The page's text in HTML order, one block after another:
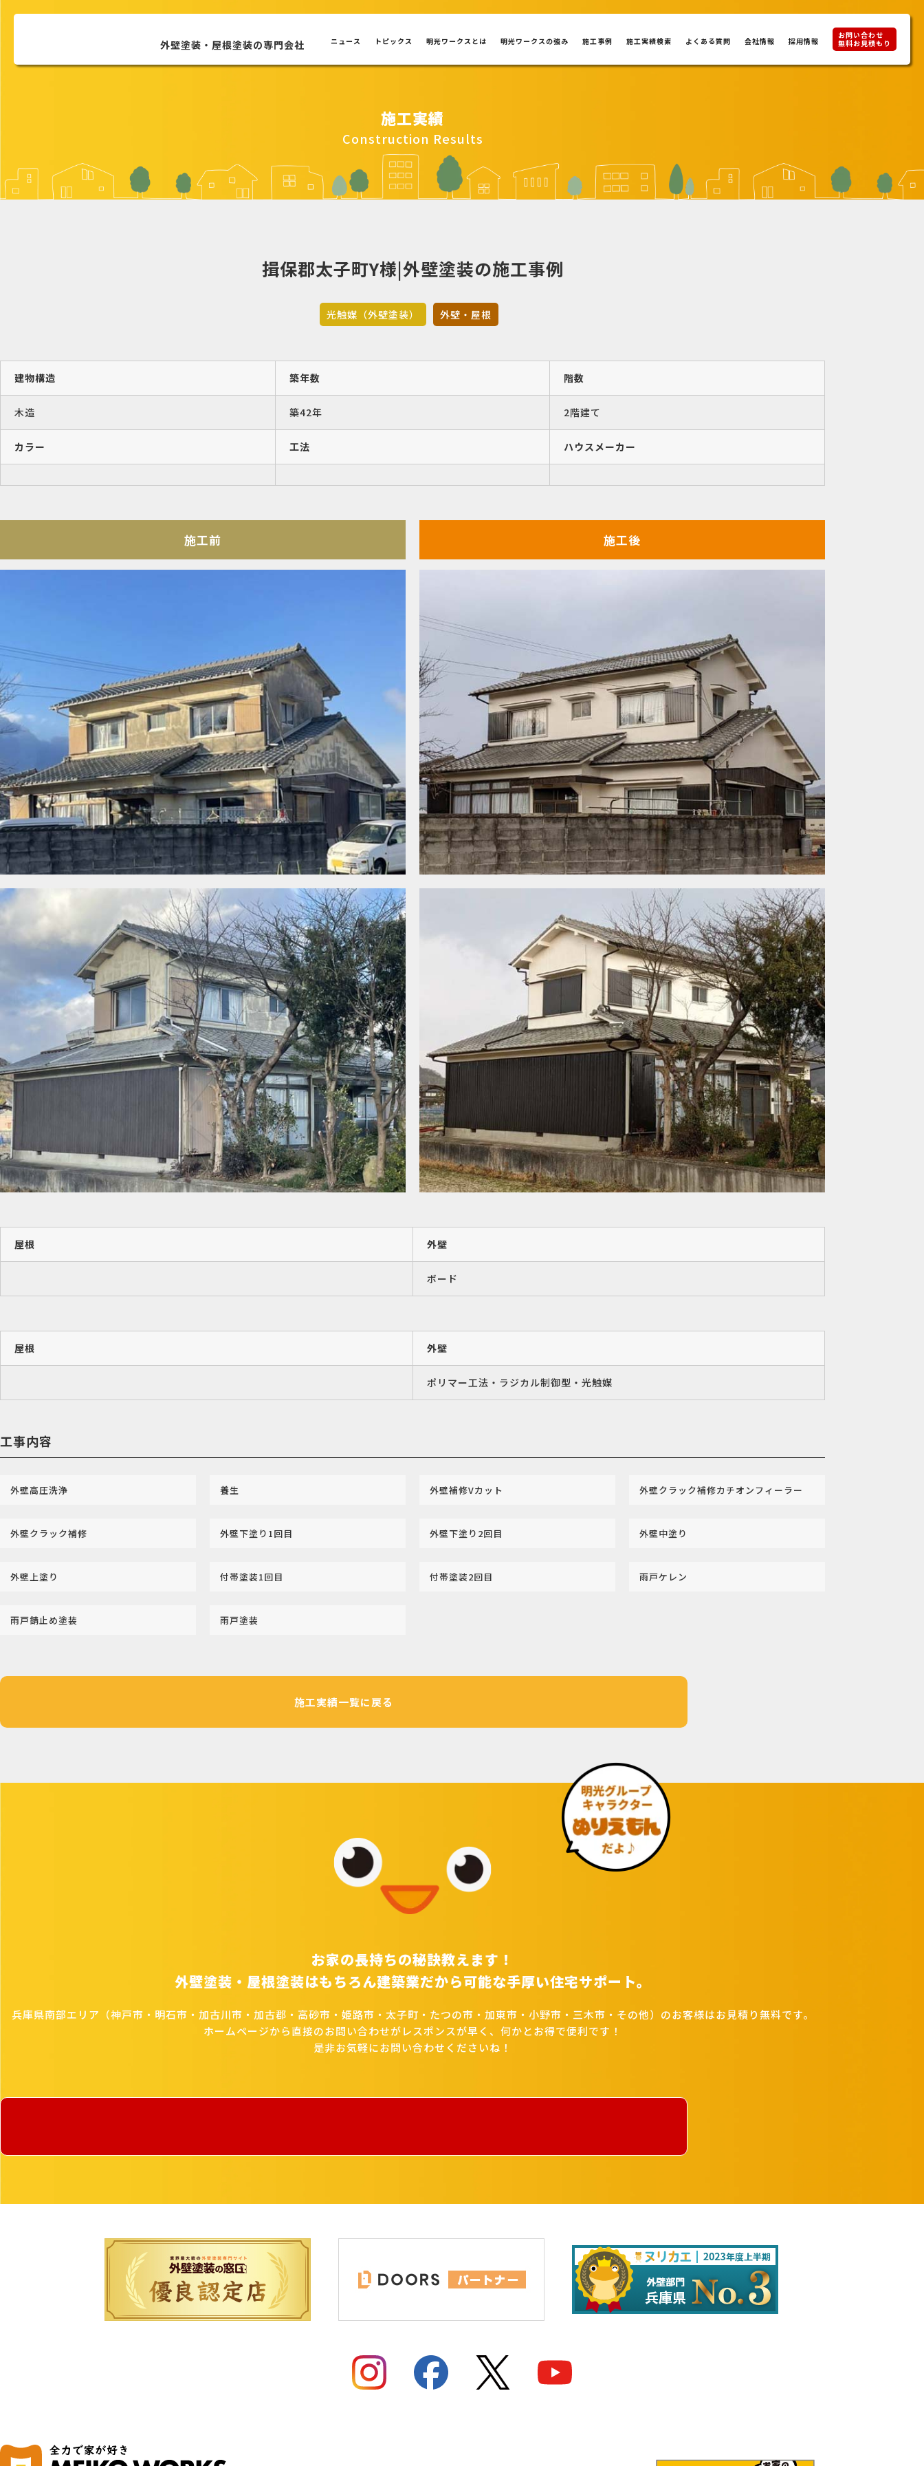
外壁塗装・屋根塗装の専門会社 ニュース トピックス 明光ワークスとは 明光ワークスの強み 施工事例 施工実績検索 よくある質問 会社情報 採用情報
お問い合わせ
無料お見積もり
施工実績
Construction Results
揖保郡太子町Y様|外壁塗装の施工事例
光触媒（外壁塗装） 外壁・屋根
建物構造
木造
築年数
築42年
階数
2階建て
カラー 工法 ハウスメーカー
施工前 施工後
屋根 外壁
ボード
屋根 外壁
ポリマー工法・ラジカル制御型・光触媒
工事内容
外壁高圧洗浄 養生 外壁補修Vカット 外壁クラック補修カチオンフィーラー
外壁クラック補修 外壁下塗り1回目 外壁下塗り2回目 外壁中塗り
外壁上塗り 付帯塗装1回目 付帯塗装2回目 雨戸ケレン
雨戸錆止め塗装 雨戸塗装
施工実績一覧に戻る
お家の長持ちの秘訣教えます！
外壁塗装・屋根塗装はもちろん建築業だから可能な手厚い住宅サポート。
兵庫県南部エリア（神戸市・明石市・加古川市・加古郡・高砂市・姫路市・太子町・たつの市・加東市・小野市・三木市・その他）のお客様はお見積り無料です。
ホームページから直接のお問い合わせがレスポンスが早く、何かとお得で便利です！
是非お気軽にお問い合わせくださいね！